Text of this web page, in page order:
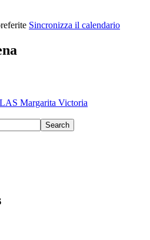
Sincronizza il calendario
Margarita Victoria